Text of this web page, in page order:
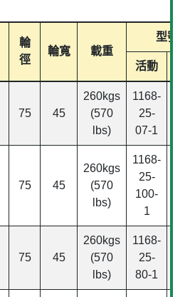
輪
徑
輪寬 載重
型號
活動
75 45
260kgs
(570
lbs)
1168-
25-
07-1
75 45
260kgs
(570
lbs)
1168-
25-
100-
1
75 45
260kgs
(570
lbs)
1168-
25-
80-1